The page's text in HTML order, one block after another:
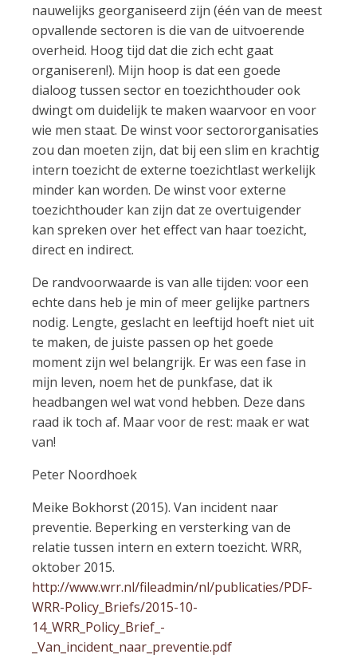
nauwelijks georganiseerd zijn (één van de meest
opvallende sectoren is die van de uitvoerende
overheid. Hoog tijd dat die zich echt gaat
organiseren!). Mijn hoop is dat een goede
dialoog tussen sector en toezichthouder ook
dwingt om duidelijk te maken waarvoor en voor
wie men staat. De winst voor sectororganisaties
zou dan moeten zijn, dat bij een slim en krachtig
intern toezicht de externe toezichtlast werkelijk
minder kan worden. De winst voor externe
toezichthouder kan zijn dat ze overtuigender
kan spreken over het effect van haar toezicht,
direct en indirect.
De randvoorwaarde is van alle tijden: voor een
echte dans heb je min of meer gelijke partners
nodig. Lengte, geslacht en leeftijd hoeft niet uit
te maken, de juiste passen op het goede
moment zijn wel belangrijk. Er was een fase in
mijn leven, noem het de punkfase, dat ik
headbangen wel wat vond hebben. Deze dans
raad ik toch af. Maar voor de rest: maak er wat
van!
Peter Noordhoek
Meike Bokhorst (2015). Van incident naar
preventie. Beperking en versterking van de
relatie tussen intern en extern toezicht. WRR,
oktober 2015.
http://www.wrr.nl/fileadmin/nl/publicaties/PDF-
WRR-Policy_Briefs/2015-10-
14_WRR_Policy_Brief_-
_Van_incident_naar_preventie.pdf